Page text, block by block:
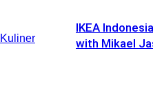
Kuliner
IKEA
with Mikael